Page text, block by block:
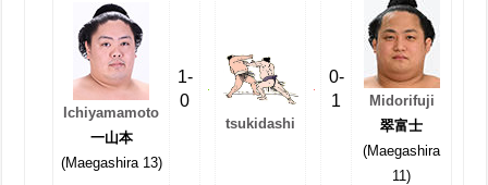
Ichiyamamoto
一山本
(Maegashira 13)
1-
0
tsukidashi
0-
1
Midorifuji
翠富士
(Maegashira
11)